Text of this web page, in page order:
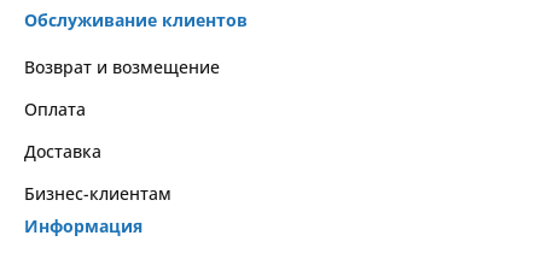
Обслуживание клиентов
Возврат и возмещение
Оплата
Доставка
Бизнес-клиентам
Информация